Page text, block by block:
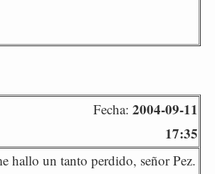
Fecha: 2004-09-11
17:35
hallo un tanto perdido, señor Pez.